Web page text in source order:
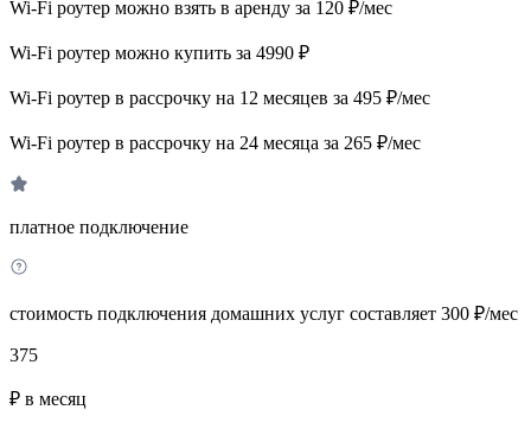
Wi-Fi роутер можно взять в аренду за 120 ₽/мес
Wi-Fi роутер можно купить за 4990 ₽
Wi-Fi роутер в рассрочку на 12 месяцев за 495 ₽/мес
Wi-Fi роутер в рассрочку на 24 месяца за 265 ₽/мес
платное подключение
стоимость подключения домашних услуг составляет 300 ₽/мес
375
₽ в месяц